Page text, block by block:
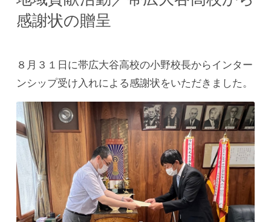
感謝状の贈呈
８月３１日に帯広大谷高校の小野校長からインター
ンシップ受け入れによる感謝状をいただきました。